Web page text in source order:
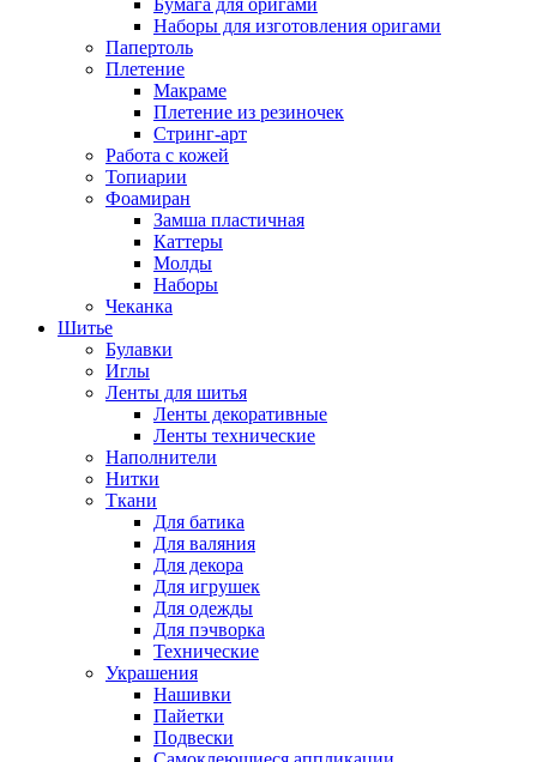
Бумага для оригами
Наборы для изготовления оригами
Папертоль
Плетение
Макраме
Плетение из резиночек
Стринг-арт
Работа с кожей
Топиарии
Фоамиран
Замша пластичная
Каттеры
Молды
Наборы
Чеканка
Шитье
Булавки
Иглы
Ленты для шитья
Ленты декоративные
Ленты технические
Наполнители
Нитки
Ткани
Для батика
Для валяния
Для декора
Для игрушек
Для одежды
Для пэчворка
Технические
Украшения
Нашивки
Пайетки
Подвески